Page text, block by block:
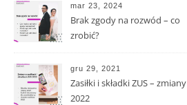
mar 23, 2024
Brak zgody na rozwód – co
zrobić?
gru 29, 2021
Zasiłki i składki ZUS – zmiany
2022